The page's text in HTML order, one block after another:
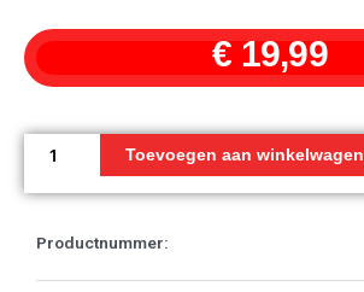
€19,99
Pin,
Bout
aantal
Toevoegen aan winkelwagen
Productnummer: